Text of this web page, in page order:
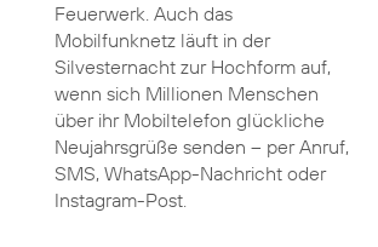
Feuerwerk. Auch das
Mobilfunknetz läuft in der
Silvesternacht zur Hochform auf,
wenn sich Millionen Menschen
über ihr Mobiltelefon glückliche
Neujahrsgrüße senden – per Anruf,
SMS, WhatsApp-Nachricht oder
Instagram-Post.